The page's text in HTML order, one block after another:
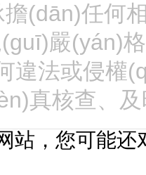
(dān)任何
嚴(yán)
違法或侵權
真核查、
站，您可能还